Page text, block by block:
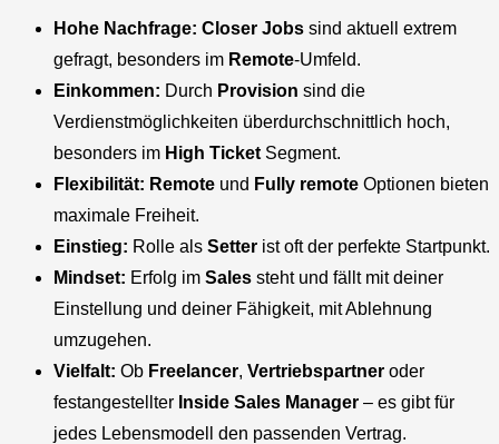
Hohe Nachfrage: Closer Jobs sind aktuell extrem
gefragt, besonders im Remote-Umfeld.
Einkommen: Durch Provision sind die
Verdienstmöglichkeiten überdurchschnittlich hoch,
besonders im High Ticket Segment.
Flexibilität: Remote und Fully remote Optionen bieten
maximale Freiheit.
Einstieg: Rolle als Setter ist oft der perfekte Startpunkt.
Mindset: Erfolg im Sales steht und fällt mit deiner
Einstellung und deiner Fähigkeit, mit Ablehnung
umzugehen.
Vielfalt: Ob Freelancer, Vertriebspartner oder
festangestellter Inside Sales Manager – es gibt für
jedes Lebensmodell den passenden Vertrag.